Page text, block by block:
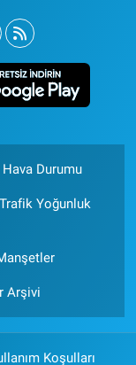
Durumu
Yoğunluk
Arşivi
Koşulları